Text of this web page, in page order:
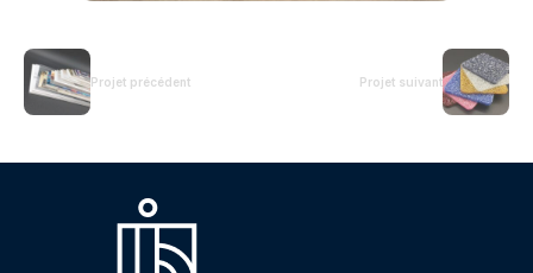
Projet précédent Projet suivant